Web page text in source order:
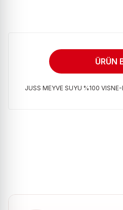
ÜRÜN
JUSS MEYVE SUYU %100